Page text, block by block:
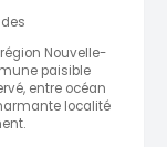
Nouvelle-
paisible
entre océan
localité